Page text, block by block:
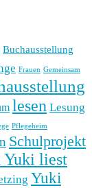
Buchausstellung
Frauen Gemeinsam
lesen Lesung
Pflegeheim
Schulprojekt
Yuki liest
Yuki